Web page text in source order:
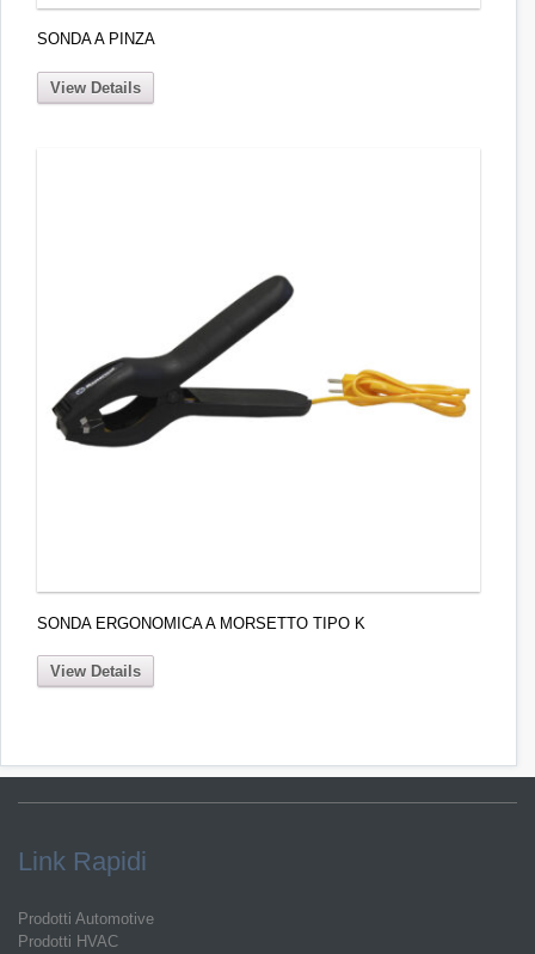
SONDA A PINZA
View Details
SONDA ERGONOMICA A MORSETTO TIPO K
View Details
Link Rapidi
Prodotti Automotive
Prodotti HVAC